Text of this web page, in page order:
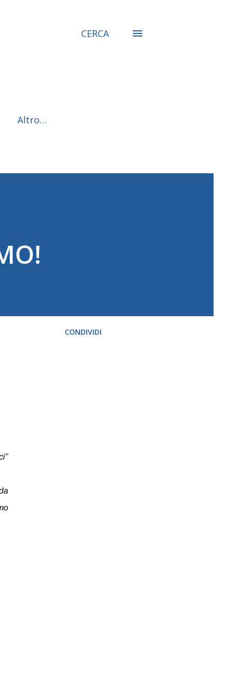
CERCA
Altro…
CONDIVIDI